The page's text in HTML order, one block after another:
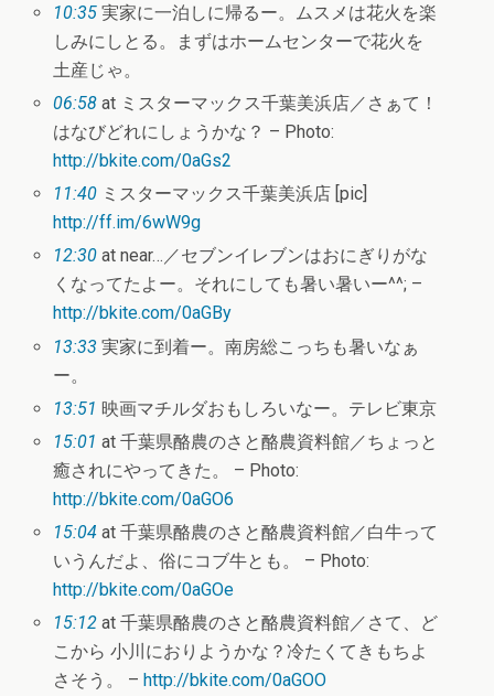
10:35 実家に一泊しに帰るー。ムスメは花火を楽
しみにしとる。まずはホームセンターで花火を
土産じゃ。
06:58 at ミスターマックス千葉美浜店／さぁて！
はなびどれにしょうかな？ – Photo:
http://bkite.com/0aGs2
11:40 ミスターマックス千葉美浜店 [pic]
http://ff.im/6wW9g
12:30 at near…／セブンイレブンはおにぎりがな
くなってたよー。それにしても暑い暑いー^^; –
http://bkite.com/0aGBy
13:33 実家に到着ー。南房総こっちも暑いなぁ
ー。
13:51 映画マチルダおもしろいなー。テレビ東京
15:01 at 千葉県酪農のさと酪農資料館／ちょっと
癒されにやってきた。 – Photo:
http://bkite.com/0aGO6
15:04 at 千葉県酪農のさと酪農資料館／白牛って
いうんだよ、俗にコブ牛とも。 – Photo:
http://bkite.com/0aGOe
15:12 at 千葉県酪農のさと酪農資料館／さて、ど
こから 小川におりようかな？冷たくてきもちよ
さそう。 – http://bkite.com/0aGOO